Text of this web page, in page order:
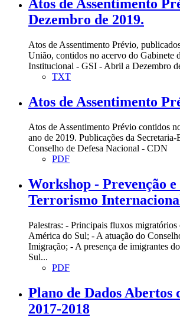
Atos de Assentimento
Dezembro de 2019.
Atos de Assentimento Prévio,
União, contidos no acervo do Gabinete
Institucional - GSI - Abril a Dezembro
TXT
Atos de Assentimento
Atos de Assentimento Prévio contidos
ano de 2019. Publicações da
Conselho de Defesa Nacional - CDN
PDF
Workshop - Prevenção e
Terrorismo
Palestras: - Principais fluxos migratórios
América do Sul; - A atuação do
Imigração; - A presença de imigrantes
Sul...
PDF
Plano de Dados Abertos
2017-2018